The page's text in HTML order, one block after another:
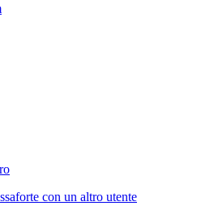
con un altro utente